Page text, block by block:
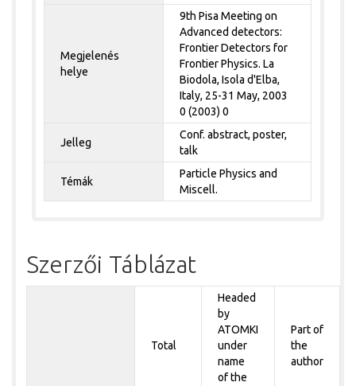
Megjelenés
helye
9th Pisa Meeting on
Advanced detectors:
Frontier Detectors for
Frontier Physics. La
Biodola, Isola d'Elba,
Italy, 25-31 May, 2003
0 (2003) 0
Jelleg
Conf. abstract, poster,
talk
Témák
Particle Physics and
Miscell.
Szerzői Táblázat
Total
Headed
by
ATOMKI
under
name
of the
Part of
the
author